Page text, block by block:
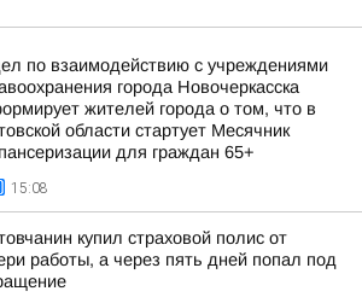
по взаимодействию с учреждениями
города Новочеркасска
жителей города о том, что в
области стартует Месячник
для граждан 65+
15:08
купил страховой полис от
работы, а через пять дней попал под